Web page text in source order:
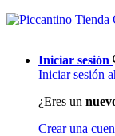
Iniciar sesión
Iniciar sesión
¿Eres un
Crear una